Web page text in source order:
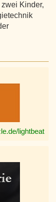
Kinder,
lightbeat